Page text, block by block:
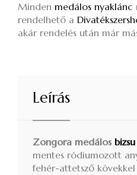
Minden medálos nyaklánc
rendelhető a
akár rendelés után már
Leírás
Zongora medálos
mentes ródiumozott
fehér-attetsző kövekkel